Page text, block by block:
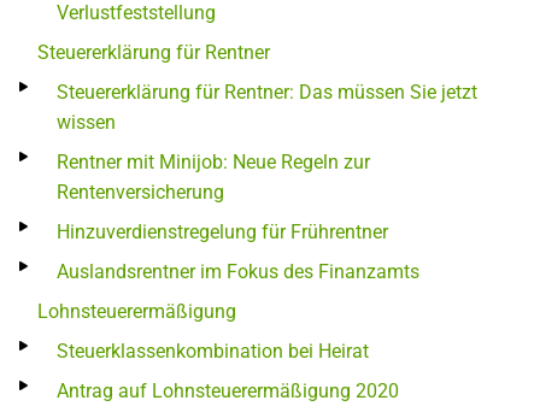
Verlustfeststellung
Steuererklärung für Rentner
Steuererklärung für Rentner: Das müssen Sie jetzt
wissen
Rentner mit Minijob: Neue Regeln zur
Rentenversicherung
Hinzuverdienstregelung für Frührentner
Auslandsrentner im Fokus des Finanzamts
Lohnsteuerermäßigung
Steuerklassenkombination bei Heirat
Antrag auf Lohnsteuerermäßigung 2020